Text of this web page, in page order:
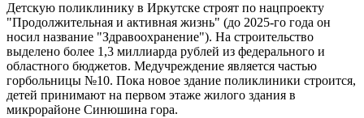
Детскую поликлинику в Иркутске строят по нацпроекту
"Продолжительная и активная жизнь" (до 2025-го года он
носил название "Здравоохранение"). На строительство
выделено более 1,3 миллиарда рублей из федерального и
областного бюджетов. Медучреждение является частью
горбольницы №10. Пока новое здание поликлиники строится,
детей принимают на первом этаже жилого здания в
микрорайоне Синюшина гора.